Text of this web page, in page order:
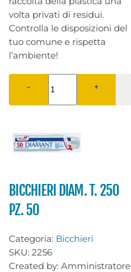
volta privati di residui.
Controlla le disposizioni del
tuo comune e rispetta
l’ambiente!
− +
BICCHIERI DIAM. T. 250
PZ. 50
Categoria: Bicchieri
SKU: 2256
Created by: Amministratore